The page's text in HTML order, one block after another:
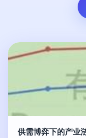
供需博弈下的产业